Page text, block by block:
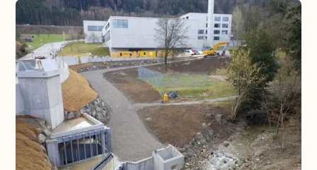
Verhältnis zu bringen. Durch die Trasseverbreiterung
ergaben sich auf der Hangseite Stützmauern,
Felsabträge und Hangstabilisierungsmassnahmen.
Die diversen Stützbauwerke sind teilweise auf Pfählen
fundiert.